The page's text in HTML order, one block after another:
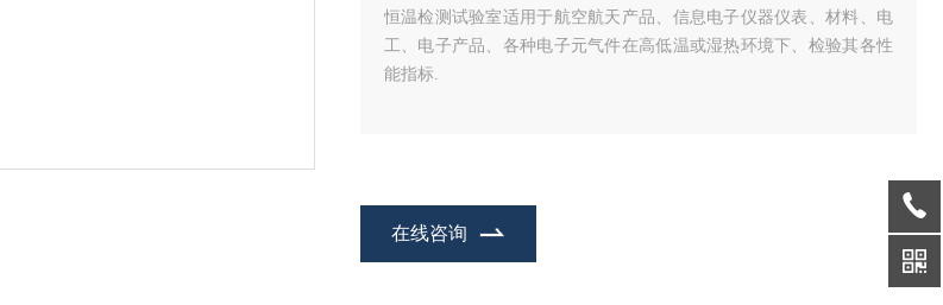
恒温检测试验室适用于航空航天产品、信息电子仪器仪表、材料、电
工、电子产品、各种电子元气件在高低温或湿热环境下、检验其各性
能指标.
在线咨询